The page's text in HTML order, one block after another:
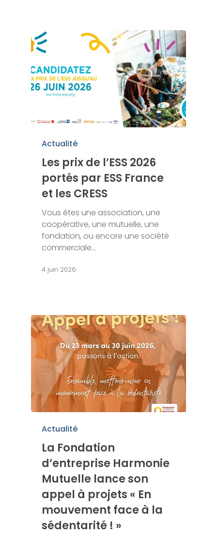
Actualité
Les prix de l’ESS 2026
portés par ESS France
et les CRESS
Vous êtes une association, une
coopérative, une mutuelle, une
fondation, ou encore une société
commerciale…
4 juin 2026
Actualité
La Fondation
d’entreprise Harmonie
Mutuelle lance son
appel à projets « En
mouvement face à la
sédentarité ! »